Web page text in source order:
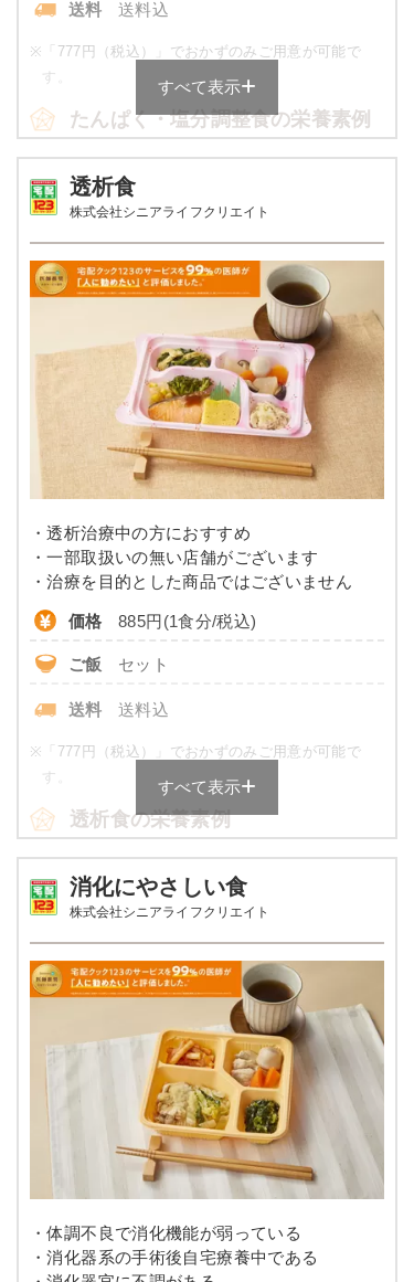
例
小松菜の胡麻風味浸し
飛龍頭の煮物
栄養素
535kcal、たんぱく質：20.5g、脂質：14.1g、炭
水化物：76.9g、ナトリウム：647mg、食塩相当
量：1.6g
ご飯セットの栄養素です。お弁当献立の一例と
その栄養価のため、実際にご提供可能なメニュ
ーではないのでご注意ください。
送料 送料込
※ 「777円（税込）」でおかずのみご用意が可能で
す。
たんぱく・塩分調整食の栄養素例
品数
カロリー 570～630kcal
塩分 2.0g未満
-
-
リン 230㎎以下
カリウム 550㎎以下
コレステロール -
て異なる場合がございます。 ごはんセットでの栄養
例
カリフラワーのマリネ
キャベツと干し海老のスパゲッティ
栄養素
エネルギー：589kcal、たんぱく質：13.7g、脂
質：17.8g、炭水化物：90.5g、ナトリウム：
738mg、カリウム：480mg、リン：178mg、食
塩相当量：1.9g
※メニューの補足
ご飯セットの栄養素です。お弁当献立の一例と
その栄養価のため、実際にご提供可能なメニュ
ーではないのでご注意ください。
すべて表示
透析食
株式会社シニアライフクリエイト
・透析治療中の方におすすめ
・一部取扱いの無い店舗がございます
・治療を目的とした商品ではございません
価格 885円(1食分/税込)
ご飯 セット
送料 送料込
※ 「777円（税込）」でおかずのみご用意が可能で
す。
透析食の栄養素例
品数
カロリー 598～622kcal
塩分 2.0g未満
19.9～23.1ｇ
-
-
300㎎以下
カリウム 665㎎以下
コレステロール -
すべて表示
消化にやさしい食
株式会社シニアライフクリエイト
・体調不良で消化機能が弱っている
・消化器系の手術後自宅療養中である